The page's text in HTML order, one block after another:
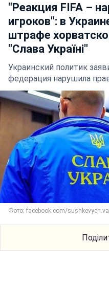
"Реакция FIFA –
игроков": в
штрафе
"Слава Україні"
Украинский политик
федерация нарушила
Фото: facebook.com/